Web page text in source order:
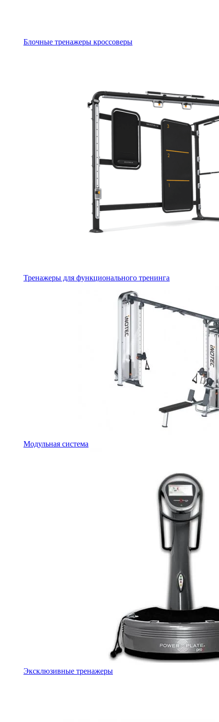
Блочные тренажеры кроссоверы
Тренажеры для функционального тренинга
Модульная система
Эксклюзивные тренажеры